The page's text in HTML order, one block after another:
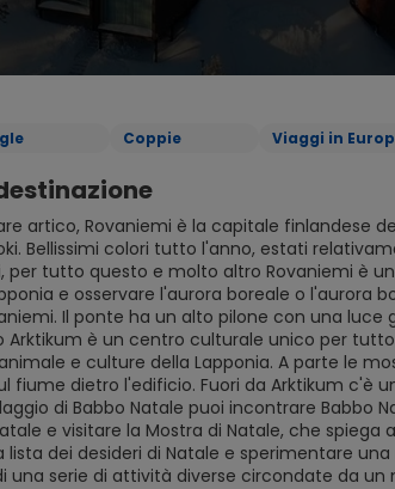
Coppie Viaggi in
artico, Rovaniemi è la capitale finlandese
Bellissimi colori tutto l'anno, estati
per tutto questo e molto altro Rovaniemi è
e osservare l'aurora boreale o l'aurora
Il ponte ha un alto pilone con una
Arktikum è un centro culturale unico per
e culture della Lapponia. A parte le
fiume dietro l'edificio. Fuori da Arktikum c'è
di Babbo Natale puoi incontrare
e visitare la Mostra di Natale, che
dei desideri di Natale e sperimentare
una serie di attività diverse circondate da un